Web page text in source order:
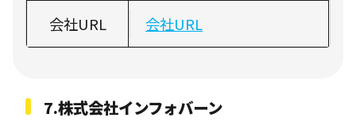
会社URL 会社URL
7.株式会社インフォバーン